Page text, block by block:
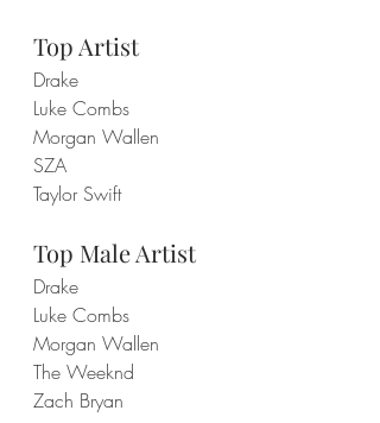
Top Artist
Drake
Luke Combs
Morgan Wallen
SZA
Taylor Swift
Top Male Artist
Drake
Luke Combs
Morgan Wallen
The Weeknd
Zach Bryan